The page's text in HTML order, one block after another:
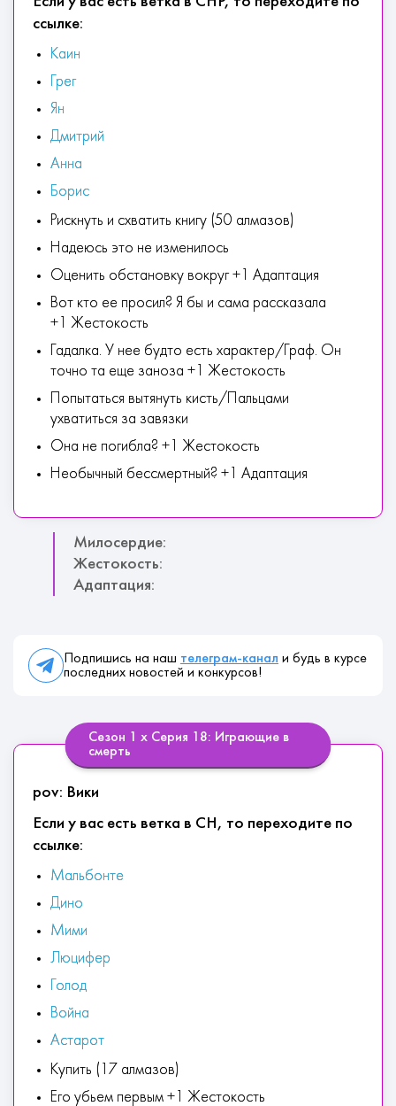
ссылке:
Каин
Грег
Ян
Дмитрий
Анна
Борис
Рискнуть и схватить книгу (50 алмазов)
Надеюсь это не изменилось
Оценить обстановку вокруг +1 Адаптация
Вот кто ее просил? Я бы и сама рассказала
+1 Жестокость
Гадалка. У нее будто есть характер/Граф. Он
точно та еще заноза +1 Жестокость
Попытаться вытянуть кисть/Пальцами
ухватиться за завязки
Она не погибла? +1 Жестокость
Необычный бессмертный? +1 Адаптация
Милосердие:
Жестокость:
Адаптация:
Подпишись на наш телеграм-канал и будь в курсе
последних новостей и конкурсов!
Сезон 1 х Серия 18: Играющие в
смерть
pov: Вики
Если у вас есть ветка в СН, то переходите по
ссылке:
Мальбонте
Дино
Мими
Люцифер
Голод
Война
Астарот
Купить (17 алмазов)
Его убьем первым +1 Жестокость